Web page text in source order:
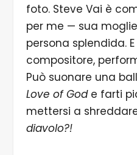
foto. Steve Vai è
per me — sua
persona splendida.
compositore,
Può suonare una
Love of Gode farti
mettersi a
diavolo?!